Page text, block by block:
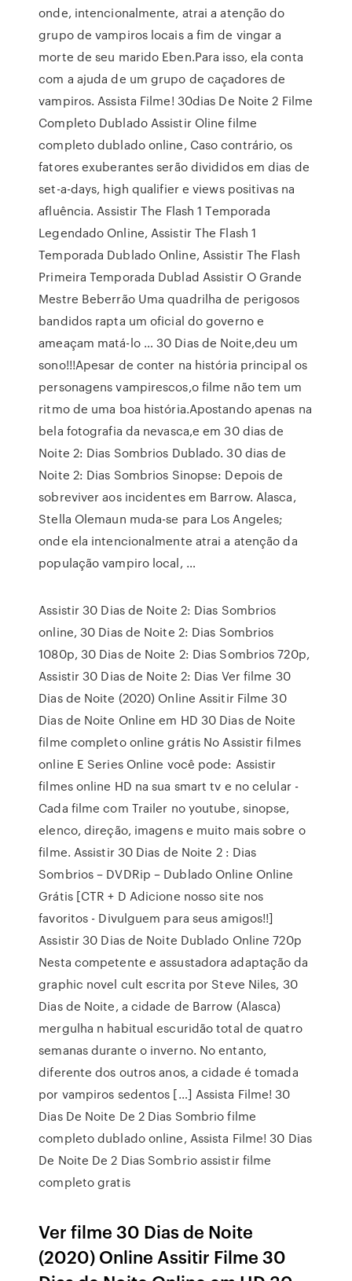
onde, intencionalmente, atrai a atenção do
grupo de vampiros locais a fim de vingar a
morte de seu marido Eben.Para isso, ela conta
com a ajuda de um grupo de caçadores de
vampiros. Assista Filme! 30dias De Noite 2 Filme
Completo Dublado Assistir Oline filme
completo dublado online, Caso contrário, os
fatores exuberantes serão divididos em dias de
set-a-days, high qualifier e views positivas na
afluência. Assistir The Flash 1 Temporada
Legendado Online, Assistir The Flash 1
Temporada Dublado Online, Assistir The Flash
Primeira Temporada Dublad Assistir O Grande
Mestre Beberrão Uma quadrilha de perigosos
bandidos rapta um oficial do governo e
ameaçam matá-lo … 30 Dias de Noite,deu um
sono!!!Apesar de conter na história principal os
personagens vampirescos,o filme não tem um
ritmo de uma boa história.Apostando apenas na
bela fotografia da nevasca,e em 30 dias de
Noite 2: Dias Sombrios Dublado. 30 dias de
Noite 2: Dias Sombrios Sinopse: Depois de
sobreviver aos incidentes em Barrow. Alasca,
Stella Olemaun muda-se para Los Angeles;
onde ela intencionalmente atrai a atenção da
população vampiro local, …
Assistir 30 Dias de Noite 2: Dias Sombrios
online, 30 Dias de Noite 2: Dias Sombrios
1080p, 30 Dias de Noite 2: Dias Sombrios 720p,
Assistir 30 Dias de Noite 2: Dias Ver filme 30
Dias de Noite (2020) Online Assitir Filme 30
Dias de Noite Online em HD 30 Dias de Noite
filme completo online grátis No Assistir filmes
online E Series Online você pode: Assistir
filmes online HD na sua smart tv e no celular -
Cada filme com Trailer no youtube, sinopse,
elenco, direção, imagens e muito mais sobre o
filme. Assistir 30 Dias de Noite 2 : Dias
Sombrios – DVDRip – Dublado Online Online
Grátis [CTR + D Adicione nosso site nos
favoritos - Divulguem para seus amigos!!]
Assistir 30 Dias de Noite Dublado Online 720p
Nesta competente e assustadora adaptação da
graphic novel cult escrita por Steve Niles, 30
Dias de Noite, a cidade de Barrow (Alasca)
mergulha n habitual escuridão total de quatro
semanas durante o inverno. No entanto,
diferente dos outros anos, a cidade é tomada
por vampiros sedentos […] Assista Filme! 30
Dias De Noite De 2 Dias Sombrio filme
completo dublado online, Assista Filme! 30 Dias
De Noite De 2 Dias Sombrio assistir filme
completo gratis
Ver filme 30 Dias de Noite
(2020) Online Assitir Filme 30